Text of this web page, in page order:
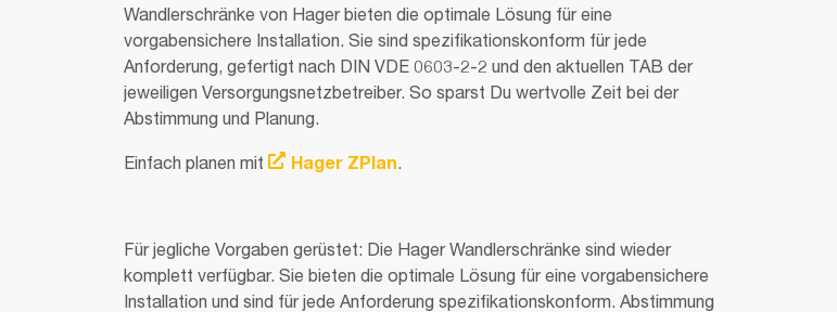
Wandlerschränke von Hager bieten die optimale Lösung für eine
vorgabensichere Installation. Sie sind spezifikationskonform für jede
Anforderung, gefertigt nach DIN VDE 0603-2-2 und den aktuellen TAB der
jeweiligen Versorgungsnetzbetreiber. So sparst Du wertvolle Zeit bei der
Abstimmung und Planung.
Einfach planen mit Hager ZPlan.
Für jegliche Vorgaben gerüstet: Die Hager Wandlerschränke sind wieder
komplett verfügbar. Sie bieten die optimale Lösung für eine vorgabensichere
Installation und sind für jede Anforderung spezifikationskonform. Abstimmung